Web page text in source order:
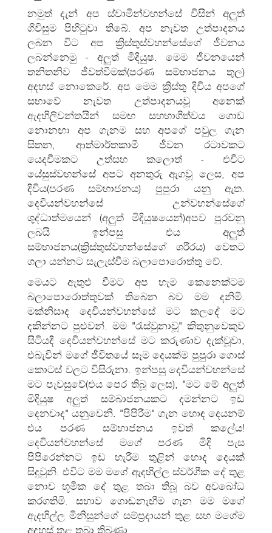
නමුත් දැන් අප ස්වාමින්වහන්සේ විසින් අලුත්
ගිවිසුම පිහිටුවා තිබේ. අප නැවත උත්පාදනය
ලබන විට අප ක්‍රිස්තුස්වහන්සේගේ ජීවනය
ලබන්නෙමු - අලුත් මිදියුෂ. මෙම ජීවනයෙන්
තනිතනිව ජීවත්වීමක්(පරණ සම්භාජනය තුල)
අදහස් නොකෙරේ. අප මෙම ක්‍රිස්තු දිවිය අපගේ
සභාවේ නැවත උත්පාදනයවූ අනෙක්
ඇදහිලිවන්තයින් සමඟ සහභාගිත්‍වය ගොඩ
නොනඟා අප ගැනම සහ අපගේ පවුල ගැන
සිතන, ආත්මාර්තකාමී ජීවන රටාවකට
යෙදවීමකට උත්සහ කලොත් - එවිට
යේසුස්වහන්සේ අපට අනතුරු ඇගවූ ලෙස, අප
දිවිය(පරණ සම්භාජනය) පුපුරා යනු ඇත.
දෙවියන්වහන්සේ උන්වහන්සේගේ
ශුද්ධාත්මයෙන් (අලුත් මිදියුෂයෙන්)අපව පුරවනු
ලබයි ඉන්පසු එය අලුත්
සම්භාජනය(ක්‍රිස්තුස්වහන්සේගේ ශරීරය) වෙතට
ගලා යන්නට සැලැස්වීම බලාපොරොත්තු වේ.
මෙයට ඇතුළු වීමට අප හැම කෙනෙක්ටම
බලාපොරොත්තුවක් තිබෙන බව මම දනිමි.
මක්නිසාද දෙවියන්වහන්සේ මට කලදේ මට
දකින්නට පුළුවන්. මම "රැස්වුනාවූ" කිතුනුවෙකුව
සිටියදී දෙවියන්වහන්සේ මට කරුණාව දැක්වූවා,
එබැවින් මගේ ජීවිතයේ සෑම දෙයක්ම පුපුරා ගොස්
කොටස් වලට විසිරුනා. ඉන්පසු දෙවියන්වහන්සේ
මට පැවසුවේ(එය පෙර තිබූ ලෙස), "මට මේ අලුත්
මිදියුෂ අලුත් සම්බාජනයකට දමන්නට ඉඩ
දෙනවාද" යනුවෙනි. "පිපිරීම" ගැන හොඳ දෙයනම්
එය පරණ සම්භාජනය ඉවත් කලේය!
දෙවියන්වහන්සේ මගේ පරණ මිදි පැස
පිපිරෙන්නට ඉඩ හැරීම තුළින් හොද දෙයක්
සිදුවුනි. එවිට මම මගේ ඇදහිල්ල ස්වර්ගීක දේ තුළ
නොව භූමික දේ තුළ තබා තිබූ බව අවබෝධ
කරගතිමි. සභාව ගොඬනැඟීම ගැන මම මගේ
ඇදහිල්ල මිනිසුන්ගේ සම්ප්‍රදායන් තුළ සහ මගේම
අදහස් තුළ තබා තිබුණා.